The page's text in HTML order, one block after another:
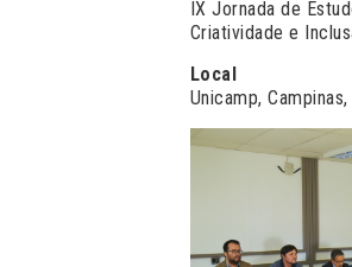
IX Jornada de
Criatividade e
Local
Unicamp,